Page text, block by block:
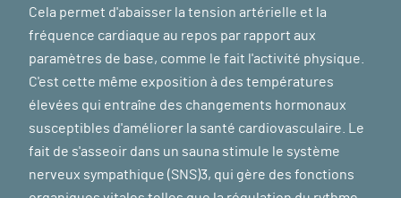
Cela permet d'abaisser la tension artérielle et la
fréquence cardiaque au repos par rapport aux
paramètres de base, comme le fait l'activité physique.
C'est cette même exposition à des températures
élevées qui entraîne des changements hormonaux
susceptibles d'améliorer la santé cardiovasculaire. Le
fait de s'asseoir dans un sauna stimule le système
nerveux sympathique (SNS)3, qui gère des fonctions